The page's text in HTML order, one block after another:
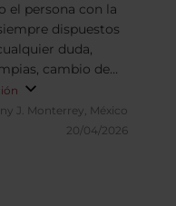
el persona con la
dispuestos
duda,
cambio de
en la
nos apoyaban en
trasladarnos, la
J. Monterrey, México
20/04/2026